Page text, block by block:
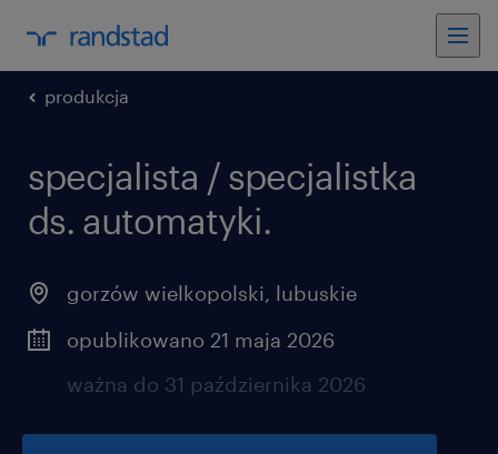
produkcja
specjalista / specjalistka
ds. automatyki.
gorzów wielkopolski, lubuskie
opublikowano 21 maja 2026
ważna do 31 października 2026